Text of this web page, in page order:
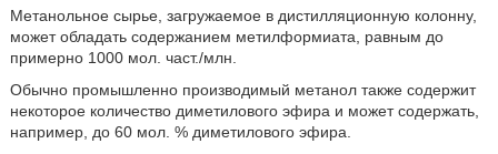
Метанольное сырье, загружаемое в дистилляционную колонну,
может обладать содержанием метилформиата, равным до
примерно 1000 мол. част./млн.
Обычно промышленно производимый метанол также содержит
некоторое количество диметилового эфира и может содержать,
например, до 60 мол. % диметилового эфира.